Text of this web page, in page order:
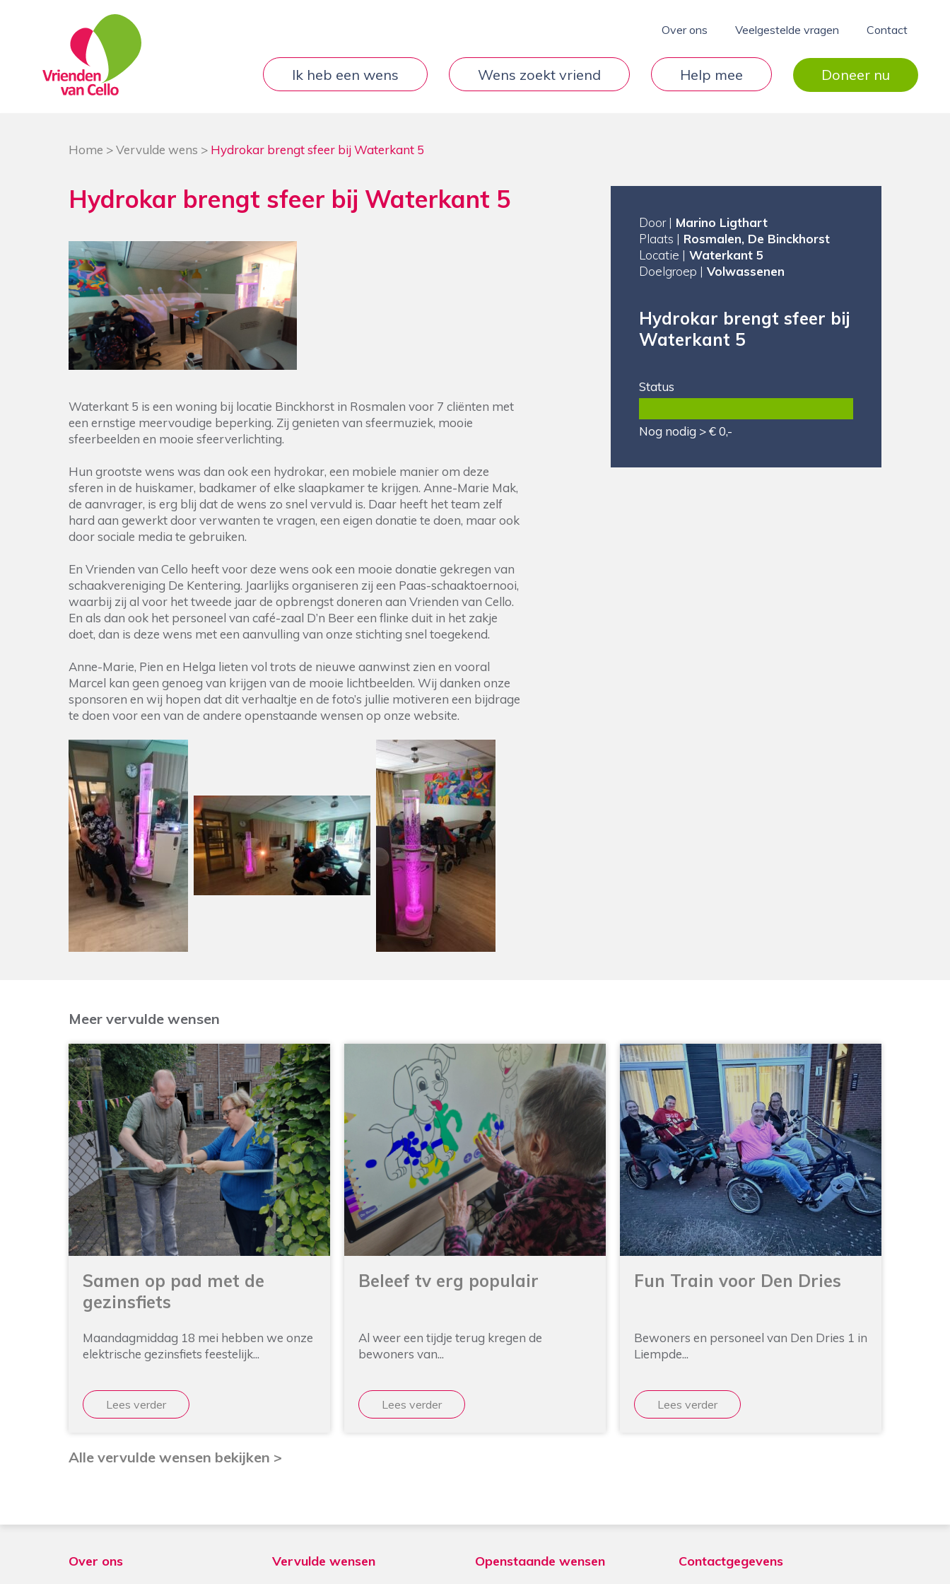
Over ons Veelgestelde vragen Contact
Ik heb een wens Wens zoekt vriend Help mee Doneer nu
Home >Vervulde wens > Hydrokar brengt sfeer bij Waterkant 5
Hydrokar brengt sfeer bij Waterkant 5
Waterkant 5 is een woning bij locatie Binckhorst in Rosmalen voor 7 cliënten met
een ernstige meervoudige beperking. Zij genieten van sfeermuziek, mooie
sfeerbeelden en mooie sfeerverlichting.
Hun grootste wens was dan ook een hydrokar, een mobiele manier om deze
sferen in de huiskamer, badkamer of elke slaapkamer te krijgen. Anne-Marie Mak,
de aanvrager, is erg blij dat de wens zo snel vervuld is. Daar heeft het team zelf
hard aan gewerkt door verwanten te vragen, een eigen donatie te doen, maar ook
door sociale media te gebruiken.
En Vrienden van Cello heeft voor deze wens ook een mooie donatie gekregen van
schaakvereniging De Kentering. Jaarlijks organiseren zij een Paas-schaaktoernooi,
waarbij zij al voor het tweede jaar de opbrengst doneren aan Vrienden van Cello.
En als dan ook het personeel van café-zaal D’n Beer een flinke duit in het zakje
doet, dan is deze wens met een aanvulling van onze stichting snel toegekend.
Anne-Marie, Pien en Helga lieten vol trots de nieuwe aanwinst zien en vooral
Marcel kan geen genoeg van krijgen van de mooie lichtbeelden. Wij danken onze
sponsoren en wij hopen dat dit verhaaltje en de foto’s jullie motiveren een bijdrage
te doen voor een van de andere openstaande wensen op onze website.
Door | Marino Ligthart
Plaats | Rosmalen, De Binckhorst
Locatie | Waterkant 5
Doelgroep | Volwassenen
Hydrokar brengt sfeer bij
Waterkant 5
Status
Nog nodig > € 0,-
Meer vervulde wensen
Samen op pad met de
gezinsfiets
Maandagmiddag 18 mei hebben we onze
elektrische gezinsfiets feestelijk...
Lees verder
Beleef tv erg populair
Al weer een tijdje terug kregen de
bewoners van...
Lees verder
Fun Train voor Den Dries
Bewoners en personeel van Den Dries 1 in
Liempde...
Lees verder
Alle vervulde wensen bekijken >
Over ons Vervulde wensen Openstaande wensen Contactgegevens